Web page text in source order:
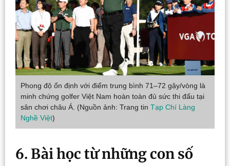
Phong độ ổn định với điểm trung bình 71–72 gậy/vòng là
minh chứng golfer Việt Nam hoàn toàn đủ sức thi đấu tại
sân chơi châu Á. (Nguồn ảnh: Trang tin Tạp Chí Làng
Nghề Việt)
6. Bài học từ những con số